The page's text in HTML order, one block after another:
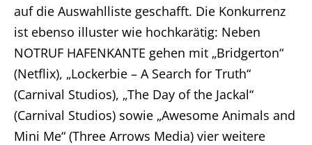
auf die Auswahlliste geschafft. Die Konkurrenz
ist ebenso illuster wie hochkarätig: Neben
NOTRUF HAFENKANTE gehen mit „Bridgerton“
(Netflix), „Lockerbie – A Search for Truth“
(Carnival Studios), „The Day of the Jackal“
(Carnival Studios) sowie „Awesome Animals and
Mini Me“ (Three Arrows Media) vier weitere